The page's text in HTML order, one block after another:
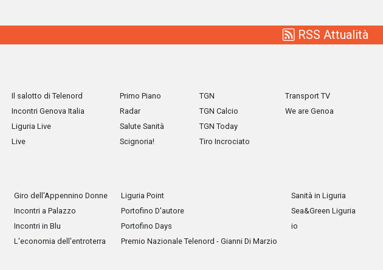
RSS Attualità
Il salotto di Telenord
Incontri Genova Italia
Liguria Live
Live
Primo Piano
Radar
Salute Sanità
Scignoria!
TGN
TGN Calcio
TGN Today
Tiro Incrociato
Transport TV
We are Genoa
Giro dell'Appennino Donne
Incontri a Palazzo
Incontri in Blu
L'economia dell'entroterra
Liguria Point
Portofino D'autore
Portofino Days
Premio Nazionale Telenord - Gianni Di Marzio
Sanità in Liguria
Sea&Green Liguria
io